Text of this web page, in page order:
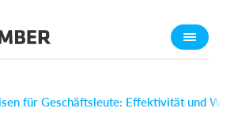
für Geschäftsleute: Effektivität und